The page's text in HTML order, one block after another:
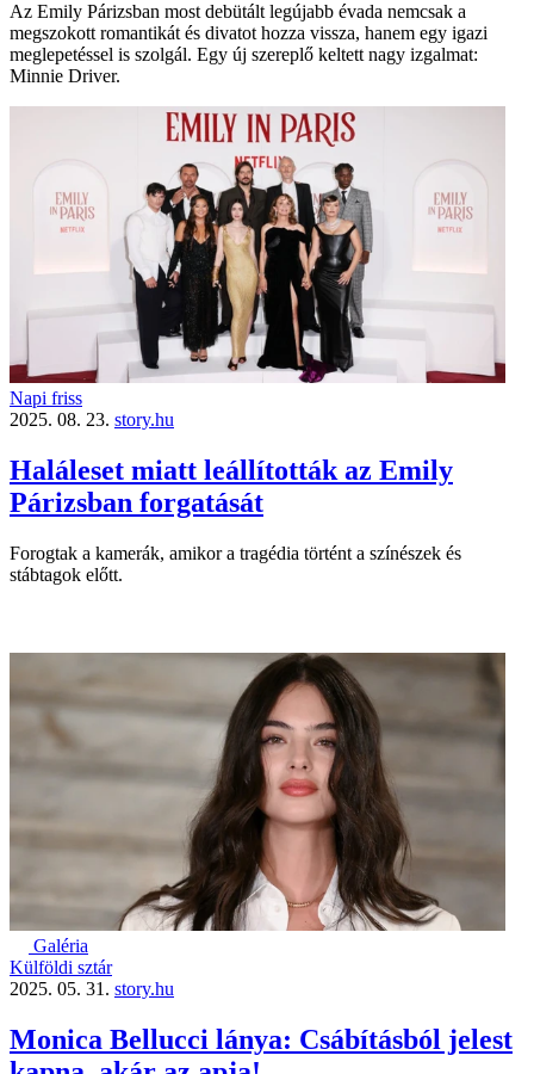
Az Emily Párizsban most debütált legújabb évada nemcsak a
megszokott romantikát és divatot hozza vissza, hanem egy igazi
meglepetéssel is szolgál. Egy új szereplő keltett nagy izgalmat:
Minnie Driver.
Napi friss
2025. 08. 23. story.hu
Haláleset miatt leállították az Emily
Párizsban forgatását
Forogtak a kamerák, amikor a tragédia történt a színészek és
stábtagok előtt.
Galéria
Külföldi sztár
2025. 05. 31. story.hu
Monica Bellucci lánya: Csábításból jelest